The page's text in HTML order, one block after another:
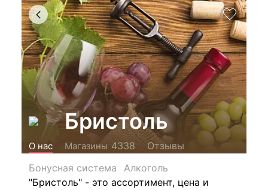
Бристоль
О нас Магазины 4338
Отзывы
Бонусная система
Алкоголь
"Бристоль" - это ассортимент, цена и